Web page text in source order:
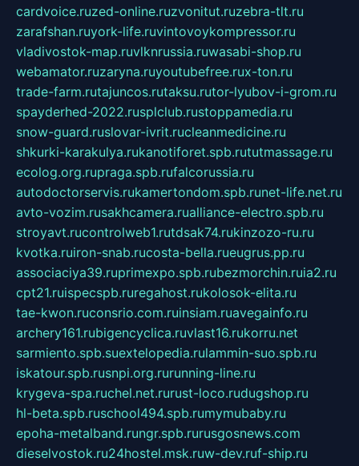
cardvoice.ruzed-online.ruzvonitut.ruzebra-tlt.ru
zarafshan.ruyork-life.ruvintovoykompressor.ru
vladivostok-map.ruvlknrussia.ruwasabi-shop.ru
webamator.ruzaryna.ruyoutubefree.rux-ton.ru
trade-farm.rutajuncos.rutaksu.rutor-lyubov-i-grom.ru
spayderhed-2022.rusplclub.rustoppamedia.ru
snow-guard.ruslovar-ivrit.rucleanmedicine.ru
shkurki-karakulya.rukanotiforet.spb.rututmassage.ru
ecolog.org.rupraga.spb.rufalcorussia.ru
autodoctorservis.rukamertondom.spb.runet-life.net.ru
avto-vozim.rusakhcamera.rualliance-electro.spb.ru
stroyavt.rucontrolweb1.rutdsak74.rukinzozo-ru.ru
kvotka.ruiron-snab.rucosta-bella.rueugrus.pp.ru
associaciya39.ruprimexpo.spb.rubezmorchin.ruia2.ru
cpt21.ruispecspb.ruregahost.rukolosok-elita.ru
tae-kwon.ruconsrio.com.ruinsiam.ruavegainfo.ru
archery161.rubigencyclica.ruvlast16.rukorru.net
sarmiento.spb.suextelopedia.rulammin-suo.spb.ru
iskatour.spb.rusnpi.org.rurunning-line.ru
krygeva-spa.ruchel.net.rurust-loco.rudugshop.ru
hl-beta.spb.ruschool494.spb.rumymubaby.ru
epoha-metalband.rungr.spb.rurusgosnews.com
dieselvostok.ru24hostel.msk.ruw-dev.ruf-ship.ru